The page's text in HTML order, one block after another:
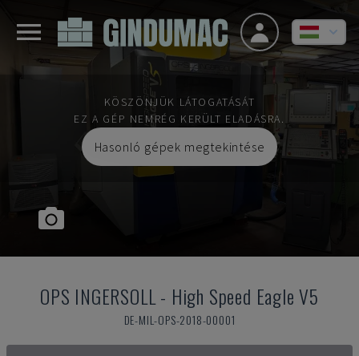
KÖSZÖNJÜK LÁTOGATÁSÁT
EZ A GÉP NEMRÉG KERÜLT ELADÁSRA.
Hasonló gépek megtekintése
OPS INGERSOLL- High Speed Eagle V5
DE-MIL-OPS-2018-00001